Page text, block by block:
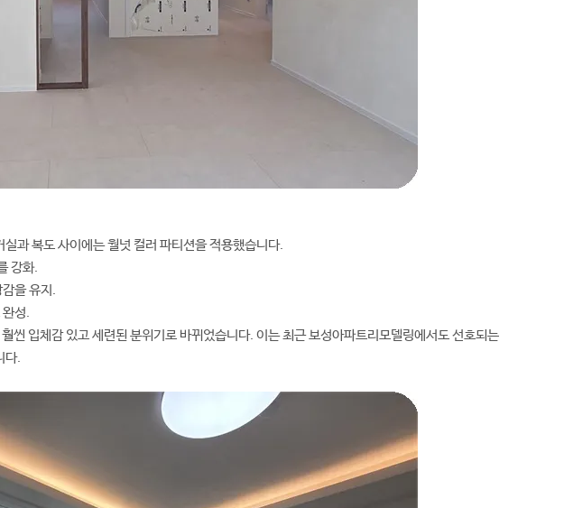
과 복도 사이에는 월넛 컬러 파티션을 적용했습니다.
강화.
을 유지.
성.
씬 입체감 있고 세련된 분위기로 바뀌었습니다. 이는 최근 보성아파트리모델링에서도 선호되는
다.